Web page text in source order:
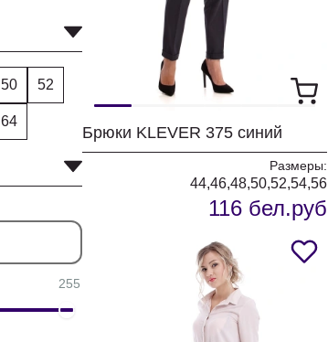
50 52
64
255
Брюки KLEVER 375 синий
Размеры:
44,46,48,50,52,54,56
116 бел.руб